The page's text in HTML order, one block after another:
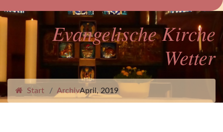
Evangelische Kirche
Wetter
Start ArchivApril, 2019